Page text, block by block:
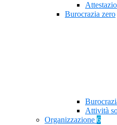
Burocrazia zero
Attività
Organizzazione 6